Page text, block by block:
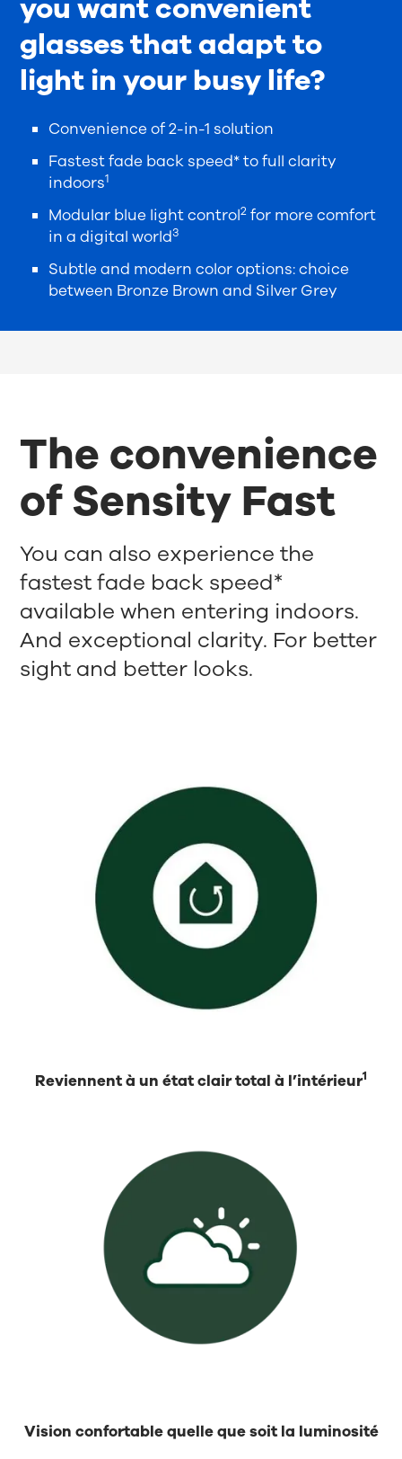
you want convenient
glasses that adapt to
light in your busy life?
Convenience of 2-in-1 solution
Fastest fade back speed* to full clarity
indoors1
Modular blue light control2 for more comfort
in a digital world3
Subtle and modern color options: choice
between Bronze Brown and Silver Grey
The convenience
of Sensity Fast
You can also experience the
fastest fade back speed*
available when entering indoors.
And exceptional clarity. For better
sight and better looks.
Reviennent à un état clair total à l’intérieur1
Vision confortable quelle que soit la luminosité